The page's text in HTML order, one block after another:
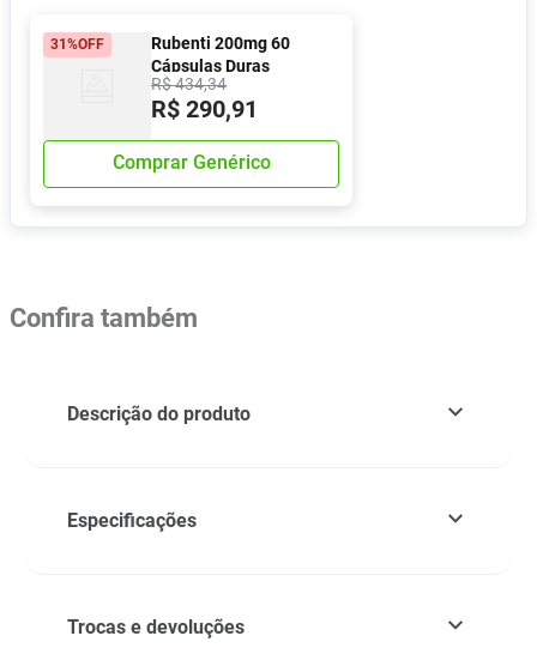
31%OFF
Rubenti 200mg 60
Cápsulas Duras
R$434,34
R$ 290,91
Comprar Genérico
Confira também
Descrição do produto
Especificações
Trocas e devoluções